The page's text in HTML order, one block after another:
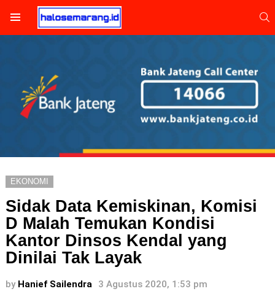
EKONOMI
Sidak Data Kemiskinan, Komisi
D Malah Temukan Kondisi
Kantor Dinsos Kendal yang
Dinilai Tak Layak
by Hanief Sailendra 3 Agustus 2020, 1:53 pm